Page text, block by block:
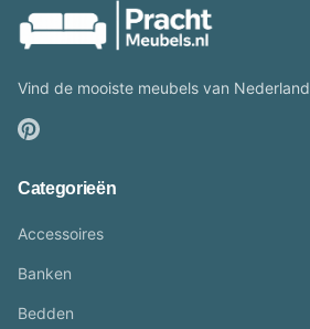
Vind de mooiste meubels van Nederland
Categorieën
Accessoires
Banken
Bedden